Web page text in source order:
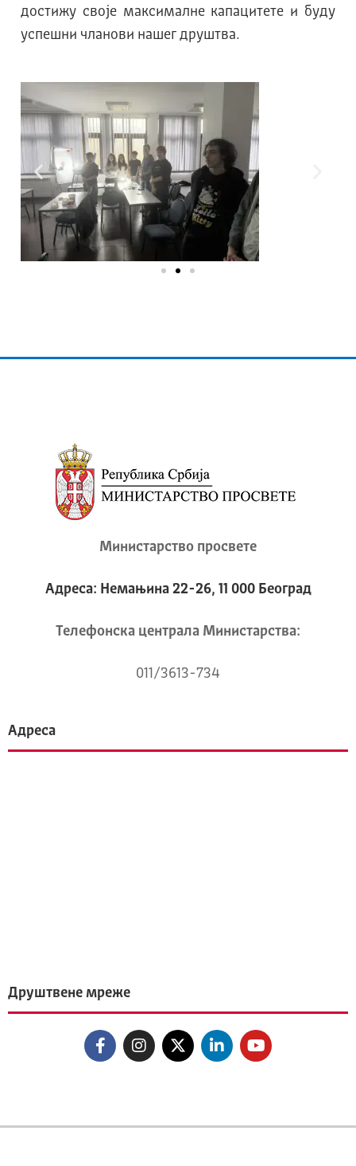
достижу своје максималне капацитете и буду
успешни чланови нашег друштва.
Министарство просвете
Адреса: Немањина 22-26, 11 000 Београд
Телeфонска централа Mинистарства:
011/3613-734
Адреса
Друштвене мреже